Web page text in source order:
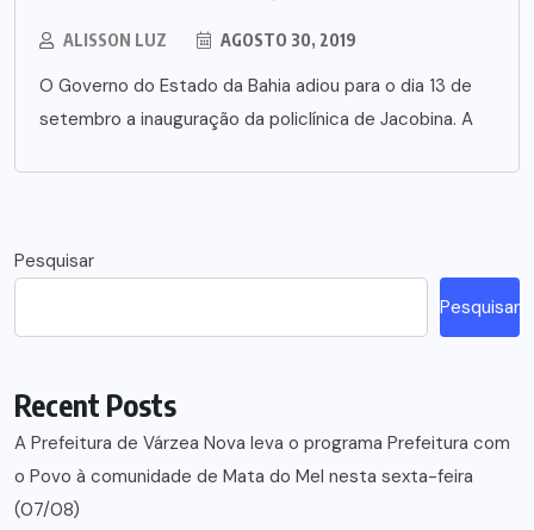
ALISSON LUZ AGOSTO 30, 2019
O Governo do Estado da Bahia adiou para o dia 13 de
setembro a inauguração da policlínica de Jacobina. A
Pesquisar
Pesquisar
Recent Posts
A Prefeitura de Várzea Nova leva o programa Prefeitura com
o Povo à comunidade de Mata do Mel nesta sexta-feira
(07/08)